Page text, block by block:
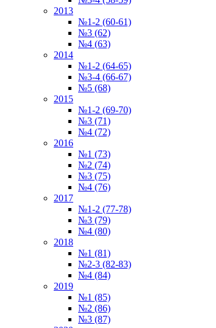
2013
№1-2 (60-61)
№3 (62)
№4 (63)
2014
№1-2 (64-65)
№3-4 (66-67)
№5 (68)
2015
№1-2 (69-70)
№3 (71)
№4 (72)
2016
№1 (73)
№2 (74)
№3 (75)
№4 (76)
2017
№1-2 (77-78)
№3 (79)
№4 (80)
2018
№1 (81)
№2-3 (82-83)
№4 (84)
2019
№1 (85)
№2 (86)
№3 (87)